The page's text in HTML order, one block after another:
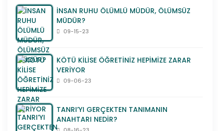
İNSAN RUHU ÖLÜMLÜ MÜDÜR, ÖLÜMSÜZ
MÜDÜR?
09-15-23
KÖTÜ KİLİSE ÖĞRETİNİZ HEPİMİZE ZARAR
VERİYOR
09-06-23
TANRI’YI GERÇEKTEN TANIMANIN
ANAHTARI NEDİR?